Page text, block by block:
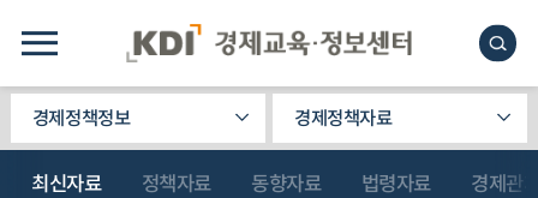
경제정책정보 경제정책자료
최신자료 정책자료 동향자료 법령자료 경제관